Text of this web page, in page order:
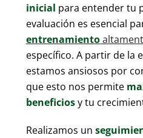
inicial para entender tu
evaluación es esencial
entrenamiento
específico. A partir de la
estamos ansiosos por
que esto nos permite
beneficiosy tu
Realizamos un